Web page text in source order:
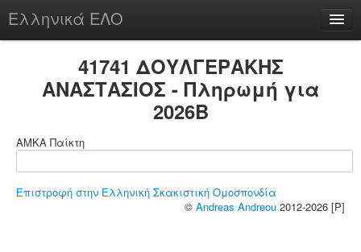
Ελληνικά ΕΛΟ
41741 ΔΟΥΛΓΕΡΑΚΗΣ
ΑΝΑΣΤΑΣΙΟΣ - Πληρωμή για
2026B
ΑΜΚΑ Παίκτη
Επιστροφή στην Ελληνική Σκακιστική Ομοσπονδία
© Andreas Andreou 2012-2026 [P]